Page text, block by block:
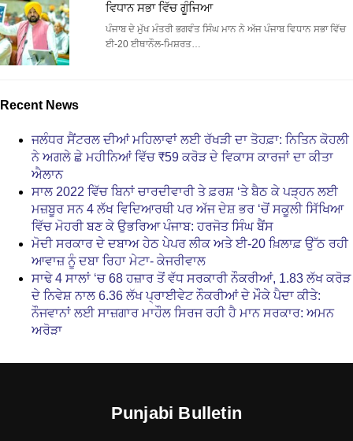
ਵਿਧਾਨ ਸਭਾ ਵਿੱਚ ਗੂੰਜਿਆ
ਪੰਜਾਬ ਦੇ ਮੁੱਖ ਮੰਤਰੀ ਭਗਵੰਤ ਸਿੰਘ ਮਾਨ ਨੇ ਅੱਜ ਪੰਜਾਬ ਵਿਧਾਨ ਸਭਾ ਵਿੱਚ
ਈ-20 ਈਥਾਨੌਲ-ਮਿਸ਼ਰਤ…
Recent News
ਜਲੰਧਰ ਸੈਂਟਰਲ ਦੀਆਂ ਮਹਿਲਾਵਾਂ ਲਈ ਰੱਖੜੀ ਦਾ ਤੋਹਫ਼ਾ: ਨਿਤਿਨ ਕੋਹਲੀ
ਨੇ ਅਗਲੇ ਛੇ ਮਹੀਨਿਆਂ ਵਿੱਚ ₹59 ਕਰੋੜ ਦੇ ਵਿਕਾਸ ਕਾਰਜਾਂ ਦਾ ਕੀਤਾ
ਐਲਾਨ
ਸਾਲ 2022 ਵਿੱਚ ਬਿਨਾਂ ਚਾਰਦੀਵਾਰੀ ਤੇ ਫ਼ਰਸ਼ ‘ਤੇ ਬੈਠ ਕੇ ਪੜ੍ਹਨ ਲਈ
ਮਜ਼ਬੂਰ ਸਨ 4 ਲੱਖ ਵਿਦਿਆਰਥੀ ਪਰ ਅੱਜ ਦੇਸ਼ ਭਰ ‘ਚੋਂ ਸਕੂਲੀ ਸਿੱਖਿਆ
ਵਿੱਚ ਮੋਹਰੀ ਬਣ ਕੇ ਉਭਰਿਆ ਪੰਜਾਬ: ਹਰਜੋਤ ਸਿੰਘ ਬੈਂਸ
ਮੋਦੀ ਸਰਕਾਰ ਦੇ ਦਬਾਅ ਹੇਠ ਪੇਪਰ ਲੀਕ ਅਤੇ ਈ-20 ਖ਼ਿਲਾਫ਼ ਉੱਠ ਰਹੀ
ਆਵਾਜ਼ ਨੂੰ ਦਬਾ ਰਿਹਾ ਮੇਟਾ- ਕੇਜਰੀਵਾਲ
ਸਾਢੇ 4 ਸਾਲਾਂ ‘ਚ 68 ਹਜ਼ਾਰ ਤੋਂ ਵੱਧ ਸਰਕਾਰੀ ਨੌਕਰੀਆਂ, 1.83 ਲੱਖ ਕਰੋੜ
ਦੇ ਨਿਵੇਸ਼ ਨਾਲ 6.36 ਲੱਖ ਪ੍ਰਾਈਵੇਟ ਨੌਕਰੀਆਂ ਦੇ ਮੌਕੇ ਪੈਦਾ ਕੀਤੇ:
ਨੌਜਵਾਨਾਂ ਲਈ ਸਾਜ਼ਗਾਰ ਮਾਹੌਲ ਸਿਰਜ ਰਹੀ ਹੈ ਮਾਨ ਸਰਕਾਰ: ਅਮਨ
ਅਰੋੜਾ
Punjabi Bulletin